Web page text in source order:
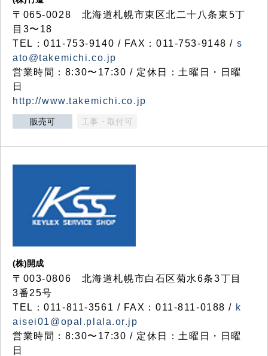
〒065-0028 北海道札幌市東区北二十八条東5丁
目3〜18
TEL：011-753-9140 / FAX：011-753-9148 / s
ato@takemichi.co.jp
営業時間：8:30〜17:30 / 定休日：土曜日・日曜
日
http://www.takemichi.co.jp
販売可 工事・取付可
(株)開成
〒003-0806 北海道札幌市白石区菊水6条3丁目
3番25号
TEL：011-811-3561 / FAX：011-811-0188 / k
aisei01@opal.plala.or.jp
営業時間：8:30〜17:30 / 定休日：土曜日・日曜
日